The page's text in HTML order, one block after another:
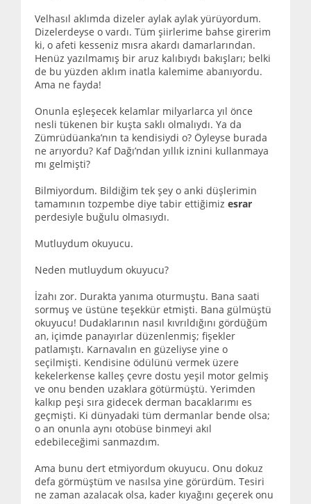
Velhasıl aklımda dizeler aylak aylak yürüyordum.
Dizelerdeyse o vardı. Tüm şiirlerime bahse girerim
ki, o afeti kesseniz mısra akardı damarlarından.
Henüz yazılmamış bir aruz kalıbıydı bakışları; belki
de bu yüzden aklım inatla kalemime abanıyordu.
Ama ne fayda!
Onunla eşleşecek kelamlar milyarlarca yıl önce
nesli tükenen bir kuşta saklı olmalıydı. Ya da
Zümrüdüanka’nın ta kendisiydi o? Öyleyse burada
ne arıyordu? Kaf Dağı’ndan yıllık iznini kullanmaya
mı gelmişti?
Bilmiyordum. Bildiğim tek şey o anki düşlerimin
tamamının tozpembe diye tabir ettiğimiz esrar
perdesiyle buğulu olmasıydı.
Mutluydum okuyucu.
Neden mutluydum okuyucu?
İzahı zor. Durakta yanıma oturmuştu. Bana saati
sormuş ve üstüne teşekkür etmişti. Bana gülmüştü
okuyucu! Dudaklarının nasıl kıvrıldığını gördüğüm
an, içimde panayırlar düzenlenmiş; fişekler
patlamıştı. Karnavalın en güzeliyse yine o
seçilmişti. Kendisine ödülünü vermek üzere
kekelerkense kalleş çevre dostu yeşil motor gelmiş
ve onu benden uzaklara götürmüştü. Yerimden
kalkıp peşi sıra gidecek derman bacaklarımı es
geçmişti. Ki dünyadaki tüm dermanlar bende olsa;
o an onunla aynı otobüse binmeyi akıl
edebileceğimi sanmazdım.
Ama bunu dert etmiyordum okuyucu. Onu dokuz
defa görmüştüm ve nasılsa yine görürdüm. Tesiri
ne zaman azalacak olsa, kader kıyağını geçerek onu